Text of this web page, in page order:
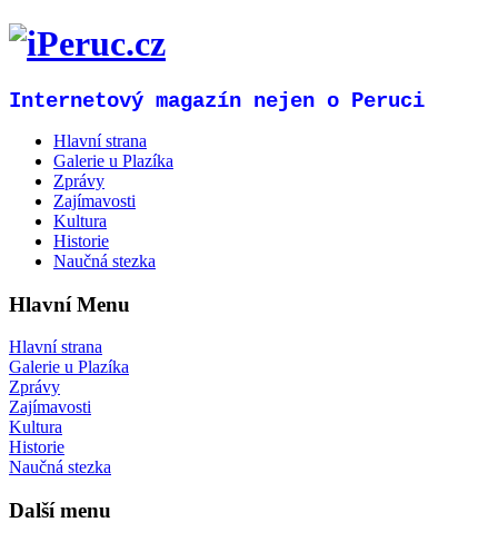
Internetový magazín nejen o Peruci
Hlavní strana
Galerie u Plazíka
Zprávy
Zajímavosti
Kultura
Historie
Naučná stezka
Hlavní Menu
Hlavní strana
Galerie u Plazíka
Zprávy
Zajímavosti
Kultura
Historie
Naučná stezka
Další menu